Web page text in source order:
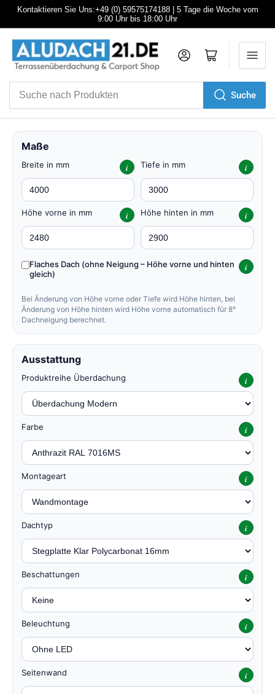
Kontaktieren Sie Uns:+49 (0) 59575174188 | 5 Tage die Woche vom
9:00 Uhr bis 18:00 Uhr
Produkten
Suche
AnmeldenMini-Warenkorb öffnen